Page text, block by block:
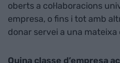
oberts a col·laboracions
empresa, o fins i tot amb
donar servei a una mateixa
Quina classe d’empresa